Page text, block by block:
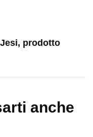
prodotto
anche